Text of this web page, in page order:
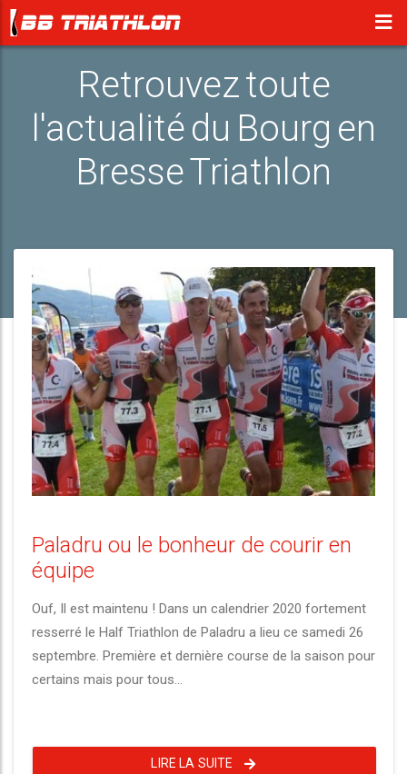
Retrouvez toute
l'actualité du Bourg en
Bresse Triathlon
Paladru ou le bonheur de courir en
équipe
Ouf, Il est maintenu ! Dans un calendrier 2020 fortement
resserré le Half Triathlon de Paladru a lieu ce samedi 26
septembre. Première et dernière course de la saison pour
certains mais pour tous...
LIRE LA SUITE